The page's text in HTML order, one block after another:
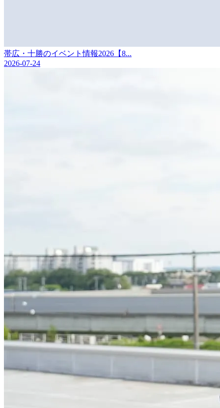
帯広・十勝のイベント情報2026【8...
2026-07-24